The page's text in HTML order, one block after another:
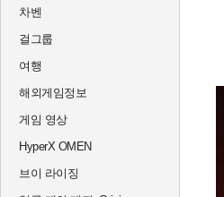
차벤
걸그룹
여행
해외게임정보
게임 영상
HyperX OMEN
브이 라이징